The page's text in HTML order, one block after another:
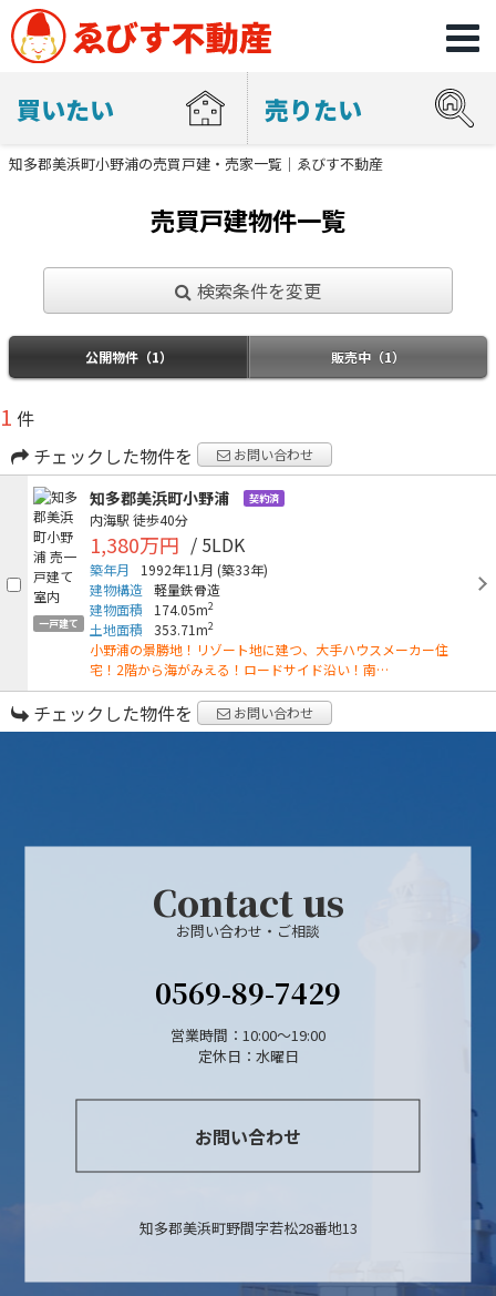
買いたい 売りたい
知多郡美浜町小野浦の売買戸建・売家一覧｜ゑびす不動産
売買戸建物件一覧
検索条件を変更
公開物件（1） 販売中（1）
1 件
チェックした物件を
お問い合わせ
一戸建て
知多郡美浜町小野浦 契約済
内海駅 徒歩40分
1,380万円 / 5LDK
築年月 1992年11月 (築33年)
建物構造 軽量鉄骨造
建物面積
174.05m2
土地面積 353.71m2
小野浦の景勝地！リゾート地に建つ、大手ハウスメーカー住
宅！2階から海がみえる！ロードサイド沿い！南…
チェックした物件を お問い合わせ
Contact us
お問い合わせ・ご相談
0569-89-7429
営業時間：10:00〜19:00
定休日：水曜日
お問い合わせ
知多郡美浜町野間字若松28番地13